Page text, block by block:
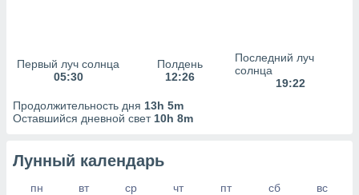
наших 1199
Первый луч солнца
05:30
Полдень
12:26
Последний луч
солнца
19:22
Продолжительность дня 13h 5m
Оставшийся дневной свет 10h 8m
Лунный календарь
пн вт ср чт пт сб
вс